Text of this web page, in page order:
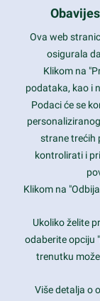
Ova web
osigurala
Klikom na
podataka, kao i
Podaci će se
strane trećih
kontrolirati i
Klikom na
Ukoliko želite
odaberite opciju
trenutku
Više detalja o